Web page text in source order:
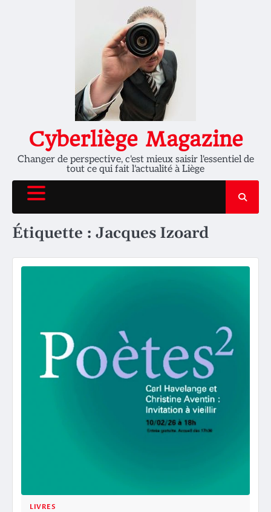
Cyberliège Magazine
Changer de perspective, c'est mieux saisir l'essentiel de
tout ce qui fait l'actualité à Liège
Étiquette : Jacques Izoard
LIVRES